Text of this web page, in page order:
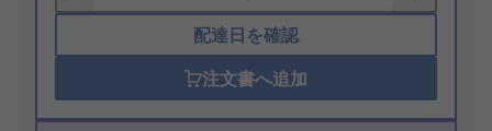
配達日を確認
注文書へ追加